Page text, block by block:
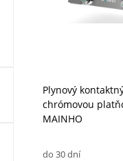
Plynový
chrómovou
MAINHO
do 30 dní